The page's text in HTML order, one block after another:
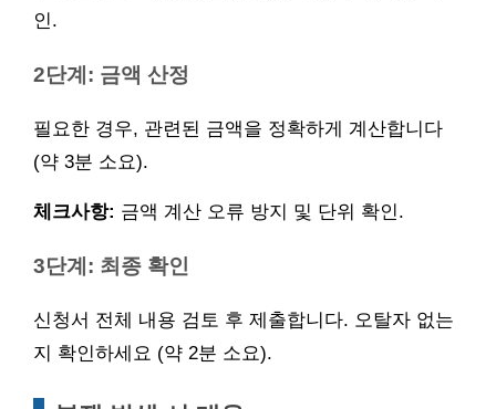
인.
2단계: 금액 산정
필요한 경우, 관련된 금액을 정확하게 계산합니다
(약 3분 소요).
체크사항: 금액 계산 오류 방지 및 단위 확인.
3단계: 최종 확인
신청서 전체 내용 검토 후 제출합니다. 오탈자 없는
지 확인하세요 (약 2분 소요).